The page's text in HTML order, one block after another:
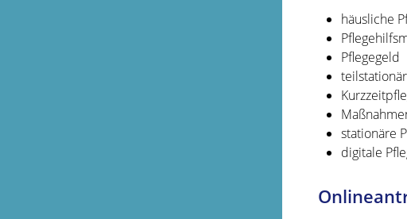
häusliche
Pflegegeld
stationäre
digitale